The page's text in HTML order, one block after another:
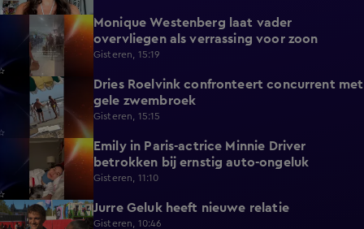
Monique Westenberg laat vader
overvliegen als verrassing voor zoon
Gisteren, 15:19
0:17
Dries Roelvink confronteert concurrent met
gele zwembroek
Gisteren, 15:15
Emily in Paris-actrice Minnie Driver
betrokken bij ernstig auto-ongeluk
Gisteren, 11:10
1:12 Jurre Geluk heeft nieuwe relatie
Gisteren, 10:46